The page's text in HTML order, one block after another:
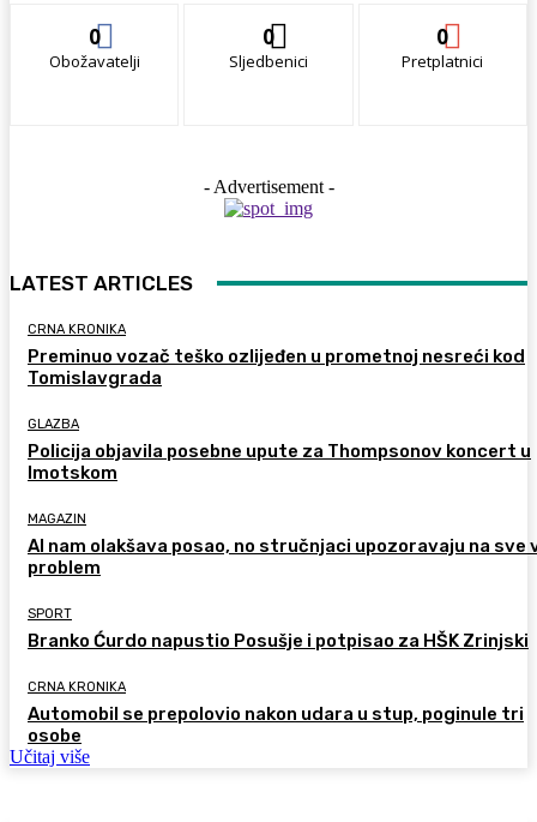
0
Obožavatelji
0
Sljedbenici
0
Pretplatnici
- Advertisement -
LATEST ARTICLES
CRNA KRONIKA
Preminuo vozač teško ozlijeđen u prometnoj nesreći kod
Tomislavgrada
GLAZBA
Policija objavila posebne upute za Thompsonov koncert u
Imotskom
MAGAZIN
AI nam olakšava posao, no stručnjaci upozoravaju na sve
problem
SPORT
Branko Ćurdo napustio Posušje i potpisao za HŠK Zrinjski
CRNA KRONIKA
Automobil se prepolovio nakon udara u stup, poginule tri
osobe
Učitaj više